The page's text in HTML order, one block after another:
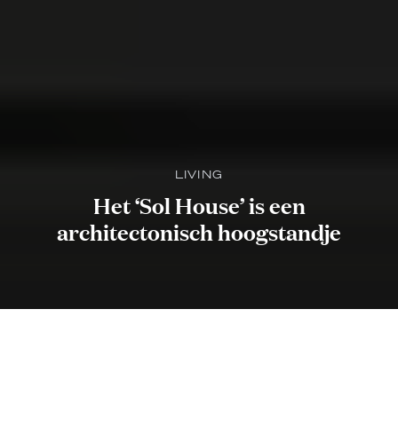
LIVING
Het ‘Sol House’ is een
architectonisch hoogstandje